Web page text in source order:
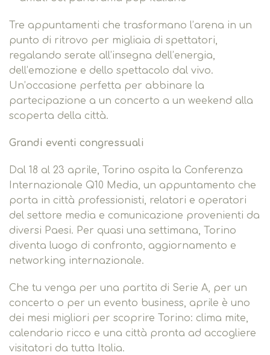
Tre appuntamenti che trasformano l’arena in un
punto di ritrovo per migliaia di spettatori,
regalando serate all’insegna dell’energia,
dell’emozione e dello spettacolo dal vivo.
Un’occasione perfetta per abbinare la
partecipazione a un concerto a un weekend alla
scoperta della città.
Grandi eventi congressuali
Dal 18 al 23 aprile, Torino ospita la Conferenza
Internazionale Q10 Media, un appuntamento che
porta in città professionisti, relatori e operatori
del settore media e comunicazione provenienti da
diversi Paesi. Per quasi una settimana, Torino
diventa luogo di confronto, aggiornamento e
networking internazionale.
Che tu venga per una partita di Serie A, per un
concerto o per un evento business, aprile è uno
dei mesi migliori per scoprire Torino: clima mite,
calendario ricco e una città pronta ad accogliere
visitatori da tutta Italia.